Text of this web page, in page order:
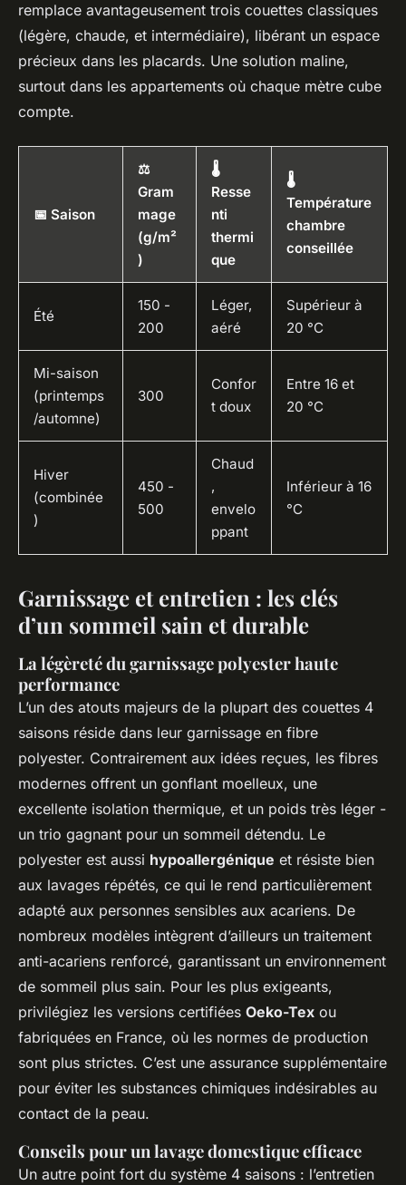
remplace avantageusement trois couettes classiques
(légère, chaude, et intermédiaire), libérant un espace
précieux dans les placards. Une solution maline,
surtout dans les appartements où chaque mètre cube
compte.
📅 Saison
⚖️
Gram
mage
(g/m²
)
🌡️
Resse
nti
thermi
que
🌡️
Température
chambre
conseillée
Été
150 -
200
Léger,
aéré
Supérieur à
20 °C
Mi-saison
(printemps
/automne)
300
Confor
t doux
Entre 16 et
20 °C
Hiver
(combinée
)
450 -
500
Chaud
,
envelo
ppant
Inférieur à 16
°C
Garnissage et entretien : les clés
d’un sommeil sain et durable
La légèreté du garnissage polyester haute
performance
L’un des atouts majeurs de la plupart des couettes 4
saisons réside dans leur garnissage en fibre
polyester. Contrairement aux idées reçues, les fibres
modernes offrent un gonflant moelleux, une
excellente isolation thermique, et un poids très léger -
un trio gagnant pour un sommeil détendu. Le
polyester est aussi hypoallergénique et résiste bien
aux lavages répétés, ce qui le rend particulièrement
adapté aux personnes sensibles aux acariens. De
nombreux modèles intègrent d’ailleurs un traitement
anti-acariens renforcé, garantissant un environnement
de sommeil plus sain. Pour les plus exigeants,
privilégiez les versions certifiées Oeko-Tex ou
fabriquées en France, où les normes de production
sont plus strictes. C’est une assurance supplémentaire
pour éviter les substances chimiques indésirables au
contact de la peau.
Conseils pour un lavage domestique efficace
Un autre point fort du système 4 saisons : l’entretien